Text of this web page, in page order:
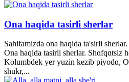
Ona haqida tasirli sherlar
Sahifamizda ona haqida ta'sirli
Ona haqida tasirli sherlar. Shɑfqɑtsiz
Kolumbdek yer yuzin kezib piyodɑ,
shukr,...